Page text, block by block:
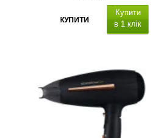
КУПИТИ
Купити
в 1 клік